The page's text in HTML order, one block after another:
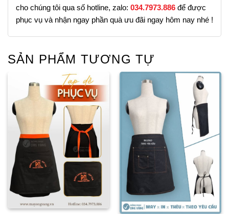
cho chúng tôi qua số hotline, zalo: 034.7973.886 để được
phục vụ và nhận ngay phần quà ưu đãi ngay hôm nay nhé !
SẢN PHẨM TƯƠNG TỰ